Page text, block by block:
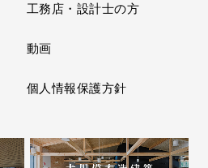
工務店・設計士の方
動画
個人情報保護方針